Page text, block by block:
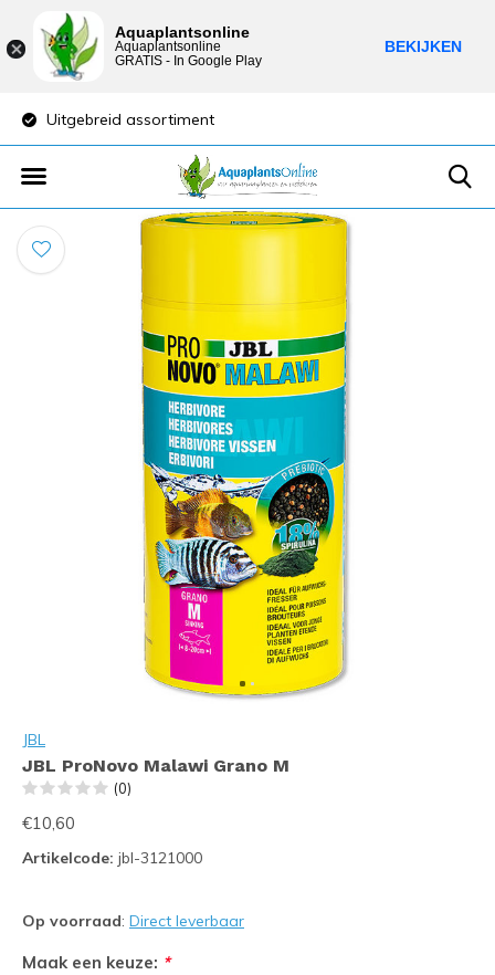
Uitgebreid assortiment
JBL
JBL ProNovo Malawi Grano M
(0)
€10,60
Artikelcode: jbl-3121000
Op voorraad: Direct leverbaar
Maak een keuze: *
Aquaplantsonline
Aquaplantsonline
GRATIS - In Google Play
BEKIJKEN